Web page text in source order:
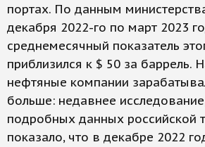
портах. По данным
декабря 2022-го по март 2023
среднемесячный показатель
приблизился к $ 50 за баррель.
нефтяные компании
больше: недавнее
подробных данных российской
показало, что в декабре 2022